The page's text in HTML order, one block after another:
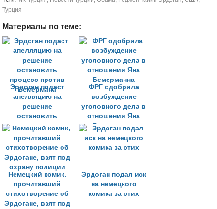
Турция
Материалы по теме:
Эрдоган подаст
апелляцию на
решение
остановить
процесс против
Бемермана
ФРГ одобрила
возбуждение
уголовного дела в
отношении Яна
Бемерманна
Немецкий комик,
прочитавший
стихотворение об
Эрдогане, взят под
Эрдоган подал иск
на немецкого
комика за стих